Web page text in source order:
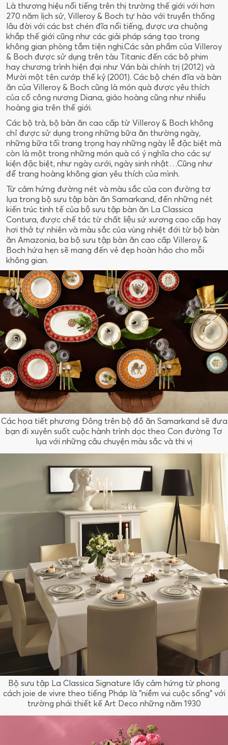
Là thương hiệu nổi tiếng trên thị trường thế giới với hơn
270 năm lịch sử, Villeroy & Boch tự hào với truyền thống
lâu đời với các bst chén đĩa nổi tiếng, được ưa chuộng
khắp thế giới cũng như các giải pháp sáng tạo trong
không gian phòng tắm tiện nghi.Các sản phẩm của Villeroy
& Boch được sử dụng trên tàu Titanic đến các bộ phim
hay chương trình hiện đại như Ván bài chính trị (2012) và
Mười một tên cướp thế kỷ (2001). Các bộ chén đĩa và bàn
ăn của Villeroy & Boch cũng là món quà được yêu thích
của cố công nương Diana, giáo hoàng cũng như nhiều
hoàng gia trên thế giới.
Các bộ trà, bộ bàn ăn cao cấp từ Villeroy & Boch không
chỉ được sử dụng trong những bữa ăn thường ngày,
những bữa tối trang trọng hay những ngày lễ đặc biệt mà
còn là một trong những món quà có ý nghĩa cho các sự
kiện đặc biệt, như ngày cưới, ngày sinh nhật…Cũng như
để trang hoàng không gian yêu thích của mình.
Từ cảm hứng đường nét và màu sắc của con đường tơ
lụa trong bộ sưu tập bàn ăn Samarkand, đến những nét
kiến trúc tinh tế của bộ sưu tập bàn ăn La Classica
Contura, được chế tác từ chất liệu sứ xương cao cấp hay
hơi thở tự nhiên và màu sắc của vùng nhiệt đới từ bộ bàn
ăn Amazonia, ba bộ sưu tập bàn ăn cao cấp Villeroy &
Boch hứa hẹn sẽ mang đến vẻ đẹp hoàn hảo cho mỗi
không gian.
Các họa tiết phương Đông trên bộ đồ ăn Samarkand sẽ đưa
bạn đi xuyên suốt cuộc hành trình dọc theo Con đường Tơ
lụa với những câu chuyện màu sắc và thi vị
Bộ sưu tập La Classica Signature lấy cảm hứng từ phong
cách joie de vivre theo tiếng Pháp là "niềm vui cuộc sống" với
trường phái thiết kế Art Deco những năm 1930